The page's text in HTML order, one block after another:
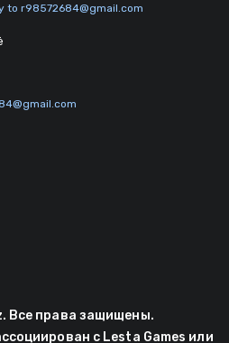
to r98572684@gmail.com
Все права защищены.
с Lesta Games или